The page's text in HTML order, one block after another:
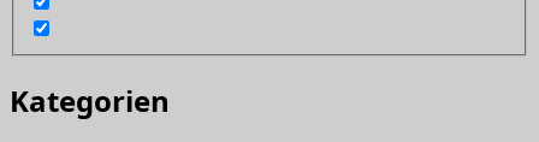
Kategorien